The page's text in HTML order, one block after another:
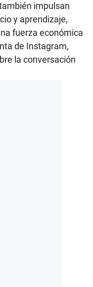
impulsan
y aprendizaje,
fuerza económica
de Instagram,
la conversación